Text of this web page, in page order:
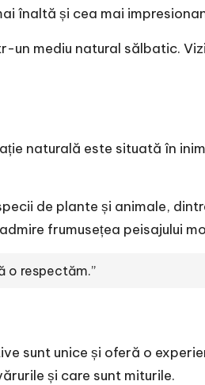
înaltă și cea mai
un mediu natural sălbatic.
naturală este situată în
de plante și animale,
frumusețea peisajului
o respectăm.”
sunt unice și oferă o
și care sunt miturile.